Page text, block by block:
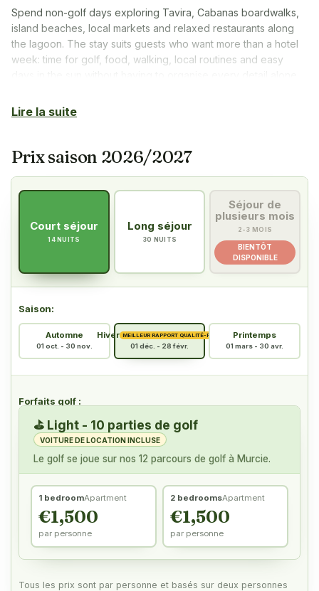
Spend non-golf days exploring Tavira, Cabanas boardwalks,
island beaches, local markets and relaxed restaurants along
the lagoon. The stay suits guests who want more than a hotel
week: time for golf, food, walking, local routines and easy
Lire la suite
Prix saison 2026/2027
Court séjour
14 NUITS
Long séjour
30 NUITS
Séjour de
plusieurs mois
2-3 MOIS
BIENTÔT
DISPONIBLE
Saison:
Automne
01 oct. - 30 nov.
Hiver MEILLEUR RAPPORT QUALITÉ-PRIX
01 déc. - 28 févr.
Printemps
01 mars - 30 avr.
Forfaits golf :
⛳ Light - 10 parties de golf
VOITURE DE LOCATION INCLUSE
Le golf se joue sur nos 12 parcours de golf à Murcie.
1 bedroomApartment
€1,500
par personne
2 bedroomsApartment
€1,500
par personne
Tous les prix sont par personne et basés sur deux personnes